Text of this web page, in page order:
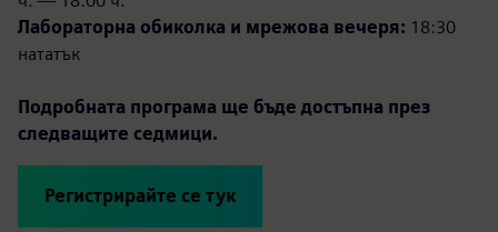
Лабораторна обиколка и мрежова вечеря: 18:30
нататък
Подробната програма ще бъде достъпна през
следващите седмици.
Регистрирайте се тук